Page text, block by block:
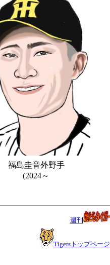
福島圭音外野手
(2024～
週刊
Tigersトップページ